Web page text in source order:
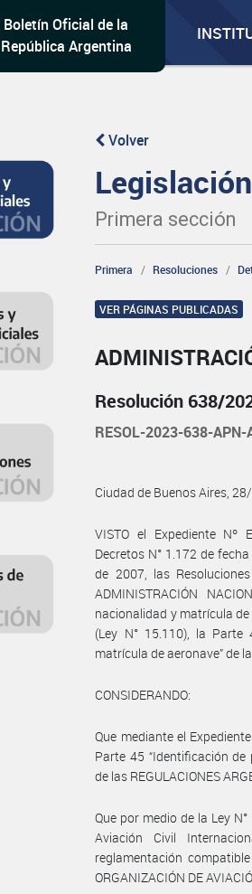
Boletín Oficial de la
República Argentina
Volver
Primera sección
Primera Resoluciones
VER PÁGINAS PUBLICADAS
Resolución 638/
RESOL-2023-638-APN-
Ciudad de Buenos Aires,
VISTO el Expediente Nº
Decretos N° 1.172 de
de 2007, las
ADMINISTRACIÓN
nacionalidad y matrícula
(Ley N° 15.110), la
matrícula de aeronave” de
CONSIDERANDO:
Que mediante el
Parte 45 “Identificación
de las REGULACIONES
Que por medio de la Ley
Aviación Civil
reglamentación
ORGANIZACIÓN DE